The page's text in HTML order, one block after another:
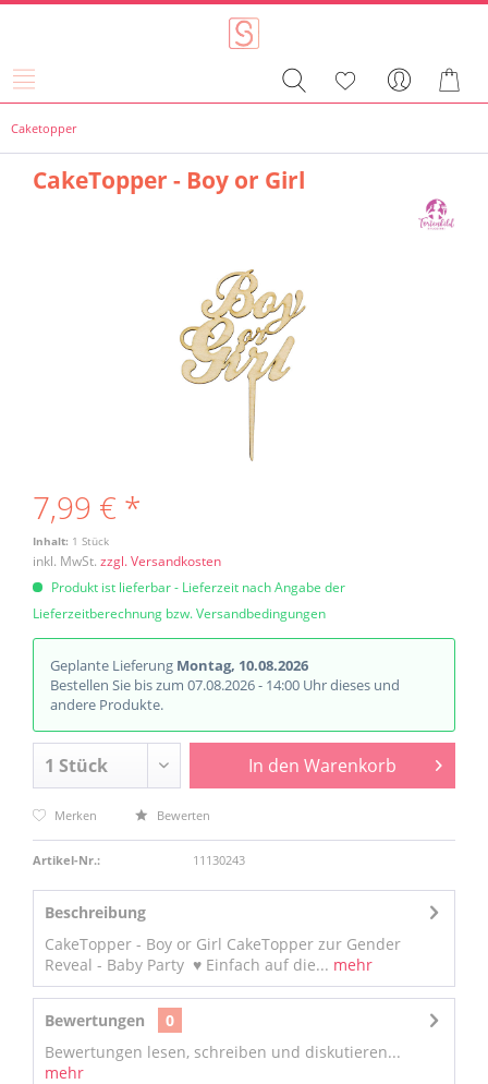
Caketopper
CakeTopper - Boy or Girl
7,99 € *
Inhalt: 1 Stück
inkl. MwSt. zzgl. Versandkosten
Produkt ist lieferbar - Lieferzeit nach Angabe der
Lieferzeitberechnung bzw. Versandbedingungen
Geplante Lieferung Montag, 10.08.2026
Bestellen Sie bis zum 07.08.2026 - 14:00 Uhr dieses und
andere Produkte.
In den Warenkorb
Merken Bewerten
Artikel-Nr.: 11130243
Beschreibung
CakeTopper - Boy or Girl CakeTopper zur Gender
Reveal - Baby Party ♥ Einfach auf die... mehr
Bewertungen
0
Bewertungen lesen, schreiben und diskutieren...
mehr